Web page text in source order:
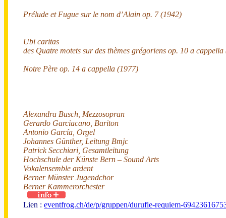
Prélude et Fugue sur le nom d’Alain op. 7 (1942)
Ubi caritas
des Quatre motets sur des thèmes grégoriens op. 10 a cappella
Notre Père op. 14 a cappella (1977)
Alexandra Busch, Mezzosopran
Gerardo Garciacano, Bariton
Antonio García, Orgel
Johannes Günther, Leitung Bmjc
Patrick Secchiari, Gesamtleitung
Hochschule der Künste Bern – Sound Arts
Vokalensemble ardent
Berner Münster Jugendchor
Berner Kammerorchester
Lien : eventfrog.ch/de/p/gruppen/durufle-requiem-